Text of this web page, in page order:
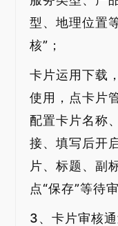
型、地理位置
核”；
卡片运用下载
使用，点卡片
配置卡片名称
接、填写后开
片、标题、副
点“保存”等待审
3、卡片审核